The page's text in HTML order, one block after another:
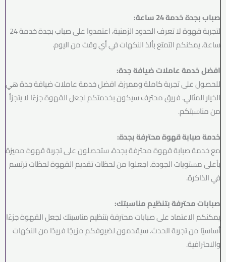
صباب بجدة خدمة 24 ساعة:
لتجربة قهوة لا تعرف الحدود الزمنية، اعتمدوا على صباب بجدة خدمة 24
ساعة. يمكنكم التمتع بألذ النكهات في أي وقت من اليوم.
افضل خدمة عاملات ضيافة جدة:
للحصول على تجربة كاملة ومميزة، افضل خدمة عاملات ضيافة جدة هي
الخيار المثالي. فريق محترف سيكون بخدمتكم لجعل القهوة جزءًا لا يتجزأ
من مناسبتكم.
خدمة صبابة قهوة محترفة بجدة:
مع خدمة صبابة قهوة محترفة بجدة، ستحصلون على تجربة قهوة مميزة
بأعلى مستويات الجودة. اجعلوا من لحظات تقديم القهوة لحظات ترتسم
في الذاكرة.
صبابات محترفة بتنظيم مناسبتك:
يمكنكم الاعتماد على صبابات محترفة بتنظيم مناسبتك لجعل القهوة جزءًا
أساسيًا من تجربة الحدث. سيقدمون لضيوفكم مزيجًا فريدًا من النكهات
والاحترافية.